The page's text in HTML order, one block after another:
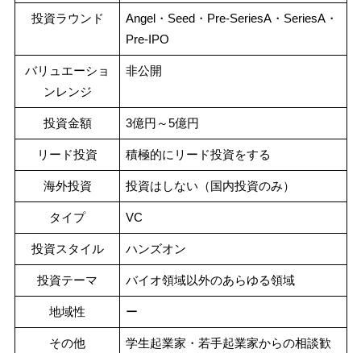
投資ラウンド
Angel・Seed・Pre-SeriesA・SeriesA・
Pre-IPO
バリュエーショ
ンレンジ
非公開
投資金額 3億円～5億円
リード投資 積極的にリード投資をする
海外投資 投資はしない（国内投資のみ）
タイプ VC
投資スタイル ハンズオン
投資テーマ バイオ領域以外のあらゆる領域
地域性 ー
その他
学生起業家・若手起業家からの相談歓